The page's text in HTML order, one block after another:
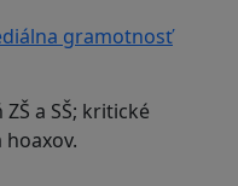
gramotnosť
a SŠ; kritické